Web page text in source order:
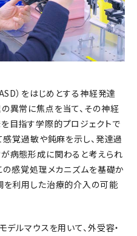
）をはじめとする神経発達
異常に焦点を当て、その神経
目指す学際的プロジェクトで
覚過敏や鈍麻を示し、発達過
病態形成に関わると考えられ
の感覚処理メカニズムを基礎か
を利用した治療的介入の可能
デルマウスを用いて、外受容・